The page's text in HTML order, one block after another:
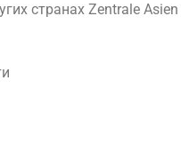
странах Zentrale Asien